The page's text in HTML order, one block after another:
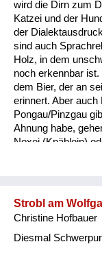
wird die Dirn zum
Katzei und der
der
sind auch
Holz, in dem
noch erkennbar
dem Bier, der an
erinnert. Aber
Pongau/Pinzgau
Ahnung habe,
Noxei (Knäblein)
kann dabei
Strobl am
Christine Hofbauer
Diesmal